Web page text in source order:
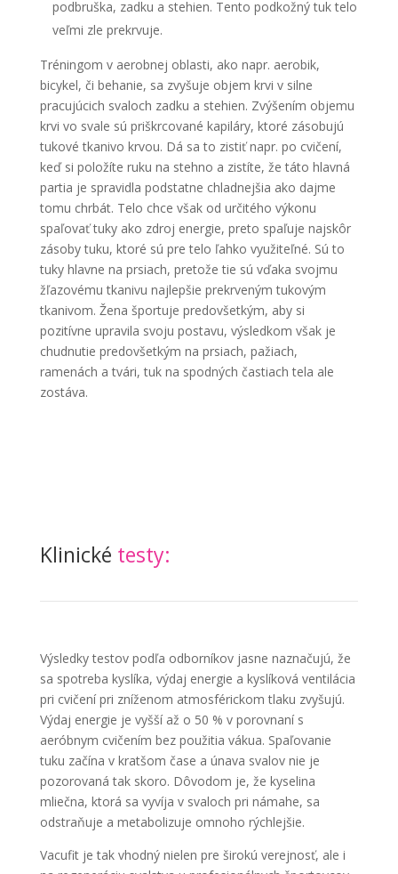
podbruška, zadku a stehien. Tento podkožný tuk telo
veľmi zle prekrvuje.
Tréningom v aerobnej oblasti, ako napr. aerobik,
bicykel, či behanie, sa zvyšuje objem krvi v silne
pracujúcich svaloch zadku a stehien. Zvýšením objemu
krvi vo svale sú priškrcované kapiláry, ktoré zásobujú
tukové tkanivo krvou. Dá sa to zistiť napr. po cvičení,
keď si položíte ruku na stehno a zistíte, že táto hlavná
partia je spravidla podstatne chladnejšia ako dajme
tomu chrbát. Telo chce však od určitého výkonu
spaľovať tuky ako zdroj energie, preto spaľuje najskôr
zásoby tuku, ktoré sú pre telo ľahko využiteľné. Sú to
tuky hlavne na prsiach, pretože tie sú vďaka svojmu
žľazovému tkanivu najlepšie prekrveným tukovým
tkanivom. Žena športuje predovšetkým, aby si
pozitívne upravila svoju postavu, výsledkom však je
chudnutie predovšetkým na prsiach, pažiach,
ramenách a tvári, tuk na spodných častiach tela ale
zostáva.
Klinické testy:
Výsledky testov podľa odborníkov jasne naznačujú, že
sa spotreba kyslíka, výdaj energie a kyslíková ventilácia
pri cvičení pri zníženom atmosférickom tlaku zvyšujú.
Výdaj energie je vyšší až o 50 % v porovnaní s
aeróbnym cvičením bez použitia vákua. Spaľovanie
tuku začína v kratšom čase a únava svalov nie je
pozorovaná tak skoro. Dôvodom je, že kyselina
mliečna, ktorá sa vyvíja v svaloch pri námahe, sa
odstraňuje a metabolizuje omnoho rýchlejšie.
Vacufit je tak vhodný nielen pre širokú verejnosť, ale i